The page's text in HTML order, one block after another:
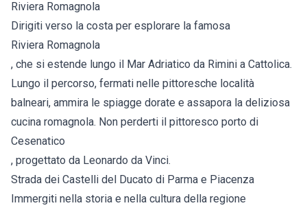
Riviera Romagnola
Dirigiti verso la costa per esplorare la famosa
Riviera Romagnola
, che si estende lungo il Mar Adriatico da Rimini a Cattolica.
Lungo il percorso, fermati nelle pittoresche località
balneari, ammira le spiagge dorate e assapora la deliziosa
cucina romagnola. Non perderti il pittoresco porto di
Cesenatico
, progettato da Leonardo da Vinci.
Strada dei Castelli del Ducato di Parma e Piacenza
Immergiti nella storia e nella cultura della regione